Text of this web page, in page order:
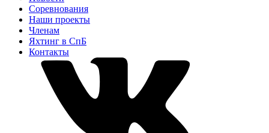
Соревнования
Наши проекты
Членам
Яхтинг в СпБ
Контакты